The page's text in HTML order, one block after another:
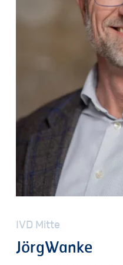
IVD Mitte
JörgWanke